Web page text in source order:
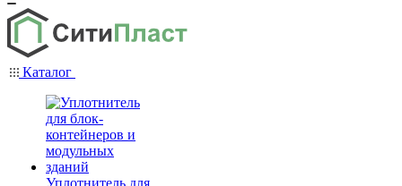
Каталог
Уплотнитель для